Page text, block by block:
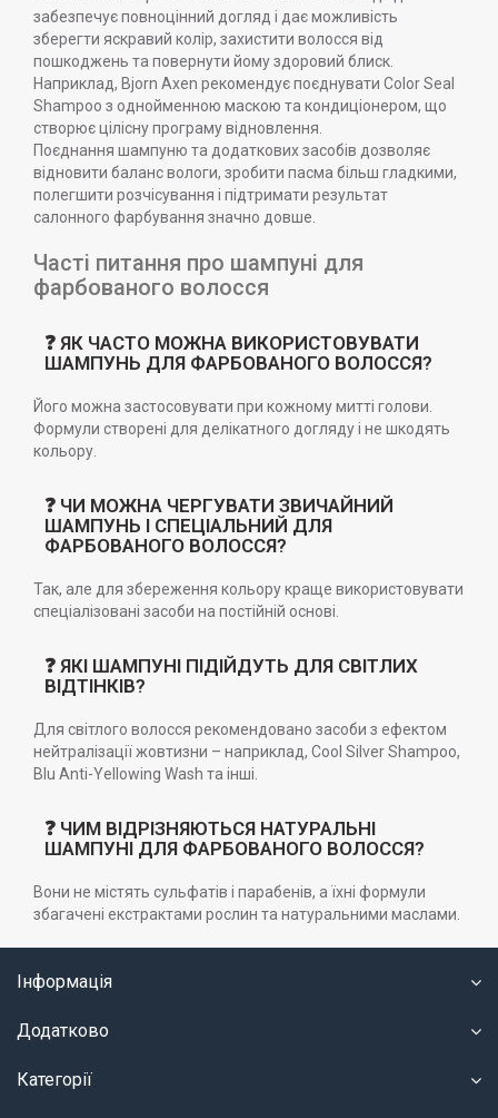
забезпечує повноцінний догляд і дає можливість
зберегти яскравий колір, захистити волосся від
пошкоджень та повернути йому здоровий блиск.
Наприклад, Bjorn Axen рекомендує поєднувати Color Seal
Shampoo з однойменною маскою та кондиціонером, що
створює цілісну програму відновлення.
Поєднання шампуню та додаткових засобів дозволяє
відновити баланс вологи, зробити пасма більш гладкими,
полегшити розчісування і підтримати результат
салонного фарбування значно довше.
Часті питання про шампуні для
фарбованого волосся
❓ ЯК ЧАСТО МОЖНА ВИКОРИСТОВУВАТИ
ШАМПУНЬ ДЛЯ ФАРБОВАНОГО ВОЛОССЯ?
Його можна застосовувати при кожному митті голови.
Формули створені для делікатного догляду і не шкодять
кольору.
❓ ЧИ МОЖНА ЧЕРГУВАТИ ЗВИЧАЙНИЙ
ШАМПУНЬ І СПЕЦІАЛЬНИЙ ДЛЯ
ФАРБОВАНОГО ВОЛОССЯ?
Так, але для збереження кольору краще використовувати
спеціалізовані засоби на постійній основі.
❓ ЯКІ ШАМПУНІ ПІДІЙДУТЬ ДЛЯ СВІТЛИХ
ВІДТІНКІВ?
Для світлого волосся рекомендовано засоби з ефектом
нейтралізації жовтизни – наприклад, Cool Silver Shampoo,
Blu Anti-Yellowing Wash та інші.
❓ ЧИМ ВІДРІЗНЯЮТЬСЯ НАТУРАЛЬНІ
ШАМПУНІ ДЛЯ ФАРБОВАНОГО ВОЛОССЯ?
Вони не містять сульфатів і парабенів, а їхні формули
збагачені екстрактами рослин та натуральними маслами.
Інформація
Додатково
Категорії